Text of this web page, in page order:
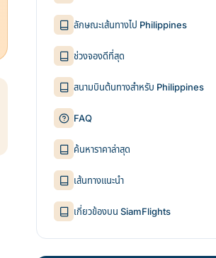
ลักษณะเส้นทางไป Philippines
ช่วงจองดีที่สุด
สนามบินต้นทางสำหรับ Philippines
FAQ
ค้นหาราคาล่าสุด
เส้นทางแนะนำ
เกี่ยวข้องบน SiamFlights